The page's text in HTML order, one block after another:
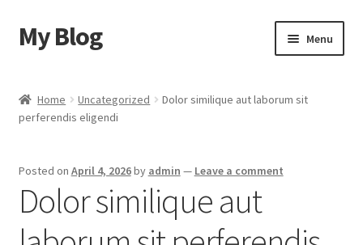
Skip
to
Skip
to
My Blog Menu
Cart
Checkout
My account
Home Uncategorized
Dolor similique aut laborum sit
perferendis eligendi
Posted on April 4, 2026by admin — Leave a comment
Dolor similique aut